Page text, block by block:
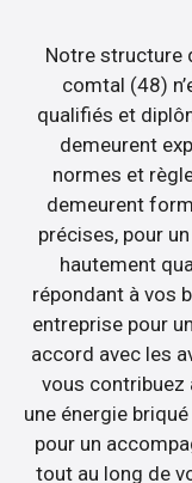
Notre structure
comtal (48)
qualifiés et
demeurent
normes et
demeurent
précises, pour
hautement
répondant à vos
entreprise pour
accord avec les
vous contribuez
une énergie
pour un
tout au long de